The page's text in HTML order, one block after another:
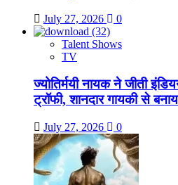
July 27, 2026 0
Talent Shows
TV
ज्योतिर्मयी नायक ने जीती
ट्रॉफी, शानदार गायकी से
July 27, 2026 0